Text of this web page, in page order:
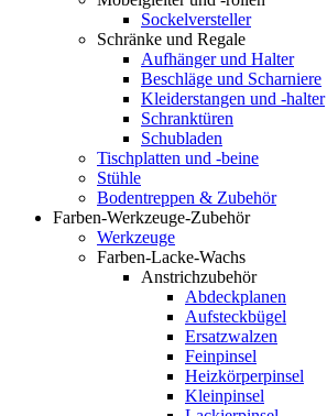
Sockelversteller
Schränke und Regale
Aufhänger und Halter
Beschläge und Scharniere
Kleiderstangen und -halter
Schranktüren
Schubladen
Tischplatten und -beine
Stühle
Bodentreppen & Zubehör
Farben-Werkzeuge-Zubehör
Werkzeuge
Farben-Lacke-Wachs
Anstrichzubehör
Abdeckplanen
Aufsteckbügel
Ersatzwalzen
Feinpinsel
Heizkörperpinsel
Kleinpinsel